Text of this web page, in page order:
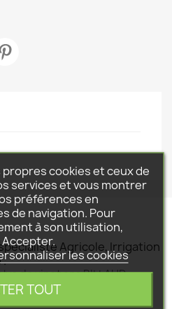
spécialiste Agricole, Irrigation
.
de vingt ans BILLAUD
dans tous vos projets .
cookies et ceux de
services et vous montrer
préférences en
de navigation. Pour
à son utilisation,
les cookies
TOUT